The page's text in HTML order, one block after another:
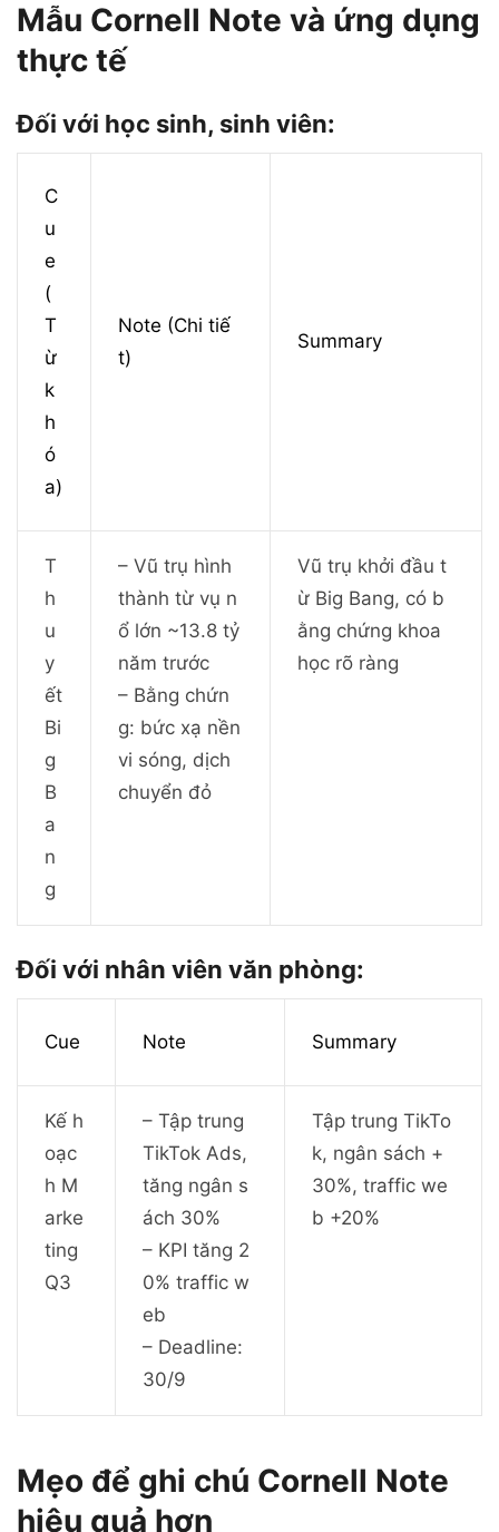
Mẫu Cornell Note và ứng dụng
thực tế
Đối với học sinh, sinh viên:
C
u
e
(
T
ừ
k
h
ó
a)
Note (Chi tiế
t)
Summary
T
h
u
y
ết
Bi
g
B
a
n
g
– Vũ trụ hình
thành từ vụ n
ổ lớn ~13.8 tỷ
năm trước
– Bằng chứn
g: bức xạ nền
vi sóng, dịch
chuyển đỏ
Vũ trụ khởi đầu t
ừ Big Bang, có b
ằng chứng khoa
học rõ ràng
Đối với nhân viên văn phòng:
Cue Note Summary
Kế h
oạc
h M
arke
ting
Q3
– Tập trung
TikTok Ads,
tăng ngân s
ách 30%
– KPI tăng 2
0% traffic w
eb
– Deadline:
30/9
Tập trung TikTo
k, ngân sách +
30%, traffic we
b +20%
Mẹo để ghi chú Cornell Note
hiệu quả hơn